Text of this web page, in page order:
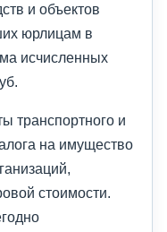
и объектов
юрлицам в
исчисленных
транспортного и
на имущество
стоимости.